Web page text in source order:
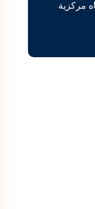
مركزية